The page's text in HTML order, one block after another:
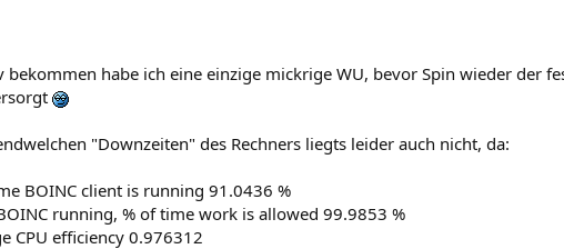
bekommen habe ich eine einzige mickrige WU, bevor Spin wieder der
"Downzeiten" des Rechners liegts leider auch nicht, da:
BOINC client is running 91.0436 %
running, % of time work is allowed 99.9853 %
CPU efficiency 0.976312